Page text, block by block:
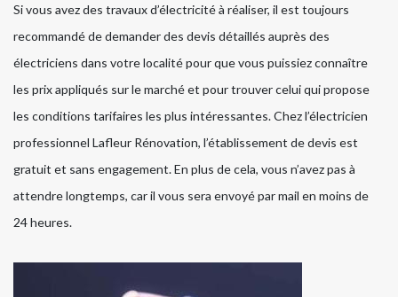
Si vous avez des travaux d’électricité à réaliser, il est toujours
recommandé de demander des devis détaillés auprès des
électriciens dans votre localité pour que vous puissiez connaître
les prix appliqués sur le marché et pour trouver celui qui propose
les conditions tarifaires les plus intéressantes. Chez l’électricien
professionnel Lafleur Rénovation, l’établissement de devis est
gratuit et sans engagement. En plus de cela, vous n’avez pas à
attendre longtemps, car il vous sera envoyé par mail en moins de
24 heures.